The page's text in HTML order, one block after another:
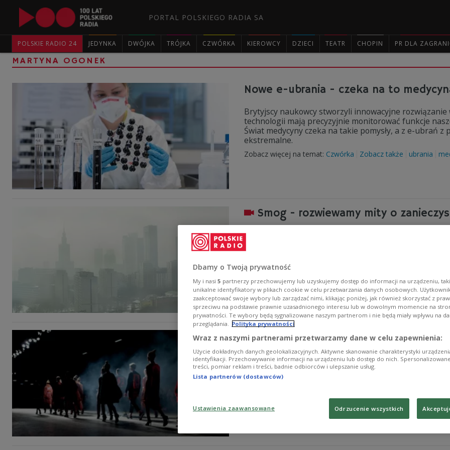
PORTAL POLSKIEGO RADIA SA
POLSKIE RADIO 24 JEDYNKA DWÓJKA TRÓJKA CZWÓRKA KIEROWCY DZIECI TEATR CHOPIN PR DLA
MARTYNA OGONEK
Nowe e-ubrania - czeka na to
Brytyjscy naukowcy stworzyli innowacyjne
technologii mają precyzyjnie monitorować funkcje
Świat medycyny czeka na takie pomysły, a z e-ubrań
ekstremalne.
Zobacz więcej na temat: Czwórka Zobacz także ubrania
Smog - rozwiewamy mity o
Wokół smogu narosło bardzo dużo nieprawdziwych
stanowić codzienne zagrożenie dla zdrowia każdego z
czystość Marta Hoppe
Athletic Chic - czyli ortalion na
Moda zmienia się błyskawicznie. Podczas tygodni
ortalionem - czas na mariaż klasycznej elegancji i
Zobacz więcej na temat:
Dbamy o Twoją prywatność
My i nasi 5 partnerzy przechowujemy lub uzyskujemy dostęp do informacji na urządzeniu,
unikalne identyfikatory w plikach cookie w celu przetwarzania danych osobowych.
zaakceptować swoje wybory lub zarządzać nimi, klikając poniżej, jak również skorzystać z
sprzeciwu na podstawie prawnie uzasadnionego interesu lub w dowolnym momencie na
prywatności. Te wybory będą sygnalizowane naszym partnerom i nie będą miały wpływu na
przeglądania. Polityka prywatności
Wraz z naszymi partnerami przetwarzamy dane w celu zapewnienia:
Użycie dokładnych danych geolokalizacyjnych. Aktywne skanowanie charakterystyki
identyfikacji. Przechowywanie informacji na urządzeniu lub dostęp do nich.
treści, pomiar reklam i treści, badnie odbiorców i ulepszanie usług.
Lista partnerów (dostawców)
Ustawienia zaawansowane Odrzucenie wszystkich